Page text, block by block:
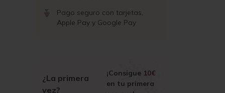
Pago seguro con tarjetas,
Apple Pay y Google Pay
¿La primera
vez?
¡Consigue 10€
en tu primera